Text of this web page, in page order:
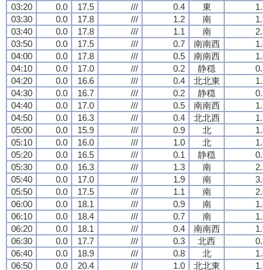
03:20
0.0 17.5 /// 0.4 東
03:30
0.0 17.8 /// 1.2 南
03:40
0.0 17.8 /// 1.1 南
03:50
0.0 17.5 /// 0.7 南南西
04:00
0.0 17.8 /// 0.5 南南西
04:10
0.0 17.0 /// 0.2 静穏
04:20
0.0 16.6 /// 0.4 北北東
04:30
0.0 16.7 /// 0.2 静穏
04:40
0.0 17.0 /// 0.5 南南西
04:50
0.0 16.3 /// 0.4 北北西
05:00
0.0 15.9 /// 0.9 北
05:10
0.0 16.0 /// 1.0 北
05:20
0.0 16.5 /// 0.1 静穏
05:30
0.0 16.3 /// 1.3 南
05:40
0.0 17.0 /// 1.9 南
05:50
0.0 17.5 /// 1.1 南
06:00
0.0 18.1 /// 0.9 南
06:10
0.0 18.4 /// 0.7 南
06:20
0.0 18.1 /// 0.4 南南西
06:30
0.0 17.7 /// 0.3 北西
06:40
0.0 18.9 /// 0.8 北
06:50
0.0 20.4 /// 1.0 北北東